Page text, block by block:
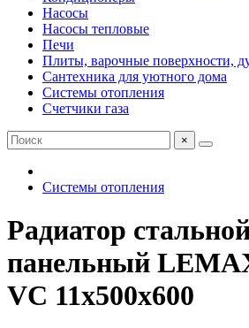
Насосы
Насосы тепловые
Печи
Плиты, варочные поверхности,
Сантехника для уютного дома
Системы отопления
Счетчики газа
×
Системы отопления
Радиатор
панельный
VC 11х500х600